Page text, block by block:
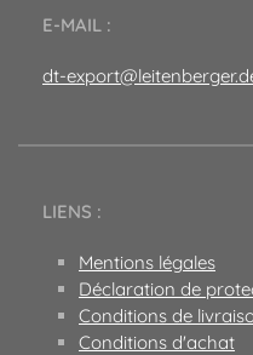
E-MAIL :
dt-
LIENS :
Mentions légales
Déclaration de
Conditions de
Conditions d'achat